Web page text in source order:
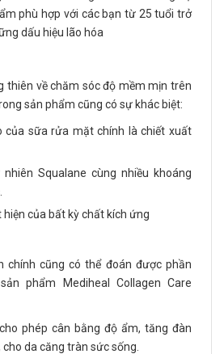
phù hợp với các bạn từ 25 tuổi trở
dấu hiệu lão hóa
thiên về chăm sóc độ mềm mịn trên
sản phẩm cũng có sự khác biệt:
của sữa rửa mặt chính là chiết xuất
Squalane cùng nhiều khoáng
hiện của bất kỳ chất kích ứng
chính cũng có thể đoán được phần
phẩm Mediheal Collagen Care
phép cân bằng độ ẩm, tăng đàn
da căng tràn sức sống.